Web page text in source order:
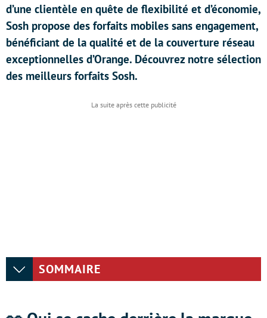
d’une clientèle en quête de flexibilité et d’économie,
Sosh propose des forfaits mobiles sans engagement,
bénéficiant de la qualité et de la couverture réseau
exceptionnelles d’Orange. Découvrez notre sélection
des meilleurs forfaits Sosh.
SOMMAIRE